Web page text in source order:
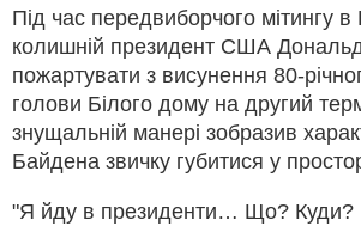
Під час передвиборчого мітингу
колишній президент США
пожартувати з висунення 80-
голови Білого дому на другий
знущальній манері зобразив
Байдена звичку губитися у
"Я йду в президенти… Що? Куди?